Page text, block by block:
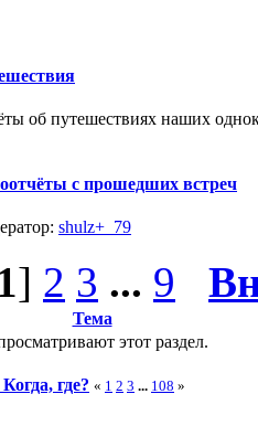
об путешествиях наших
с прошедших встреч
shulz+_79
1] 2 3 ... 9
Тема
этот раздел.
где? « 1 2 3 ... 108 »